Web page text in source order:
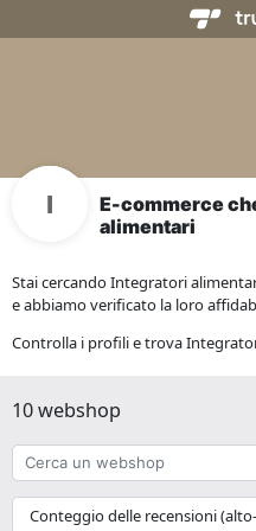
E-commerce
alimentari
Stai cercando Integratori
e abbiamo verificato la loro
Controlla i profili e trova
10 webshop
Cerca
un
webshop
{{